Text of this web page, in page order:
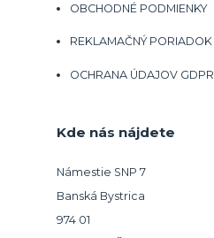
OBCHODNÉ PODMIENKY
REKLAMAČNÝ PORIADOK
OCHRANA ÚDAJOV GDPR
Kde nás nájdete
Námestie SNP 7
Banská Bystrica
974 01